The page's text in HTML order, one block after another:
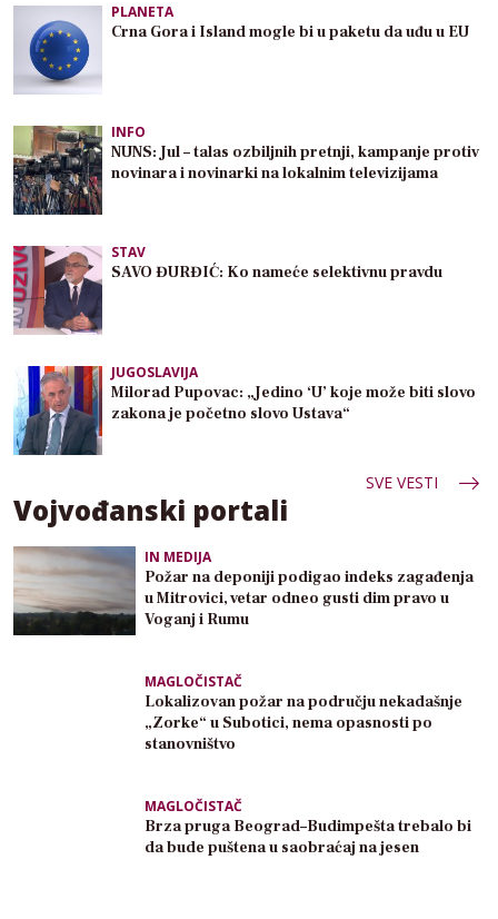
PLANETA
Crna Gora i Island mogle bi u paketu da uđu u EU
INFO
NUNS: Jul – talas ozbiljnih pretnji, kampanje protiv
novinara i novinarki na lokalnim televizijama
STAV
SAVO ĐURĐIĆ: Ko nameće selektivnu pravdu
JUGOSLAVIJA
Milorad Pupovac: „Jedino ‘U’ koje može biti slovo
zakona je početno slovo Ustava“
SVE VESTI
Vojvođanski portali
IN MEDIJA
Požar na deponiji podigao indeks zagađenja
u Mitrovici, vetar odneo gusti dim pravo u
Voganj i Rumu
MAGLOČISTAČ
Lokalizovan požar na području nekadašnje
„Zorke“ u Subotici, nema opasnosti po
stanovništvo
MAGLOČISTAČ
Brza pruga Beograd–Budimpešta trebalo bi
da bude puštena u saobraćaj na jesen